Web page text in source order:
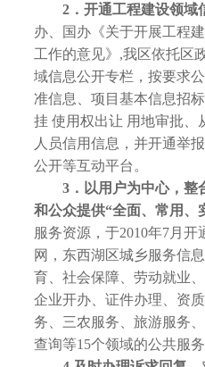
2．开通工程建设领域
办、国办《关于开展工程
工作的意见》,我区依托区
域信息公开专栏，按要求
准信息、项目基本信息招
挂 使用权出让 用地审批、
人员信用信息，并开通举
公开等互动平台。
3．以用户为中心，整
和公众提供“全面、常用、
服务资源，于2010年7月
网，东西湖区城乡服务信
育、社会保障、劳动就业
企业开办、证件办理、资
务、三农服务、旅游服务
查询等15个领域的公共服务